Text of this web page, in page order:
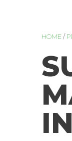
HOME/